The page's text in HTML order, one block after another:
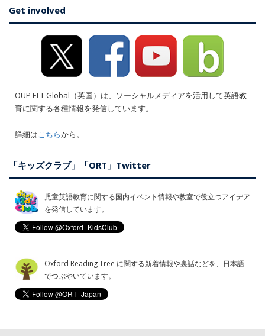
Get involved
OUP ELT Global（英国）は、ソーシャルメディアを活用して英語教
育に関する各種情報を発信しています。
詳細は こちらから。
「キッズクラブ」「ORT」Twitter
児童英語教育に関する国内イベント情報や教室で役立つアイデア
を発信しています。
Oxford Reading Tree に関する新着情報や裏話などを、日本語
でつぶやいています。